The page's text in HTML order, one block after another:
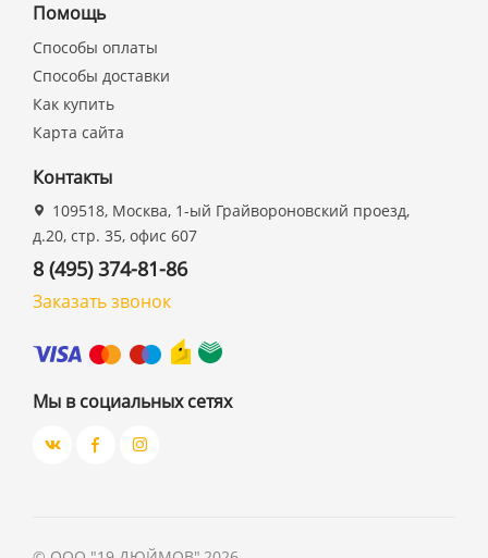
Помощь
Способы оплаты
Способы доставки
Как купить
Карта сайта
Контакты
109518, Москва, 1-ый Грайвороновский проезд,
д.20, стр. 35, офис 607
8 (495) 374-81-86
Заказать звонок
Мы в социальных сетях